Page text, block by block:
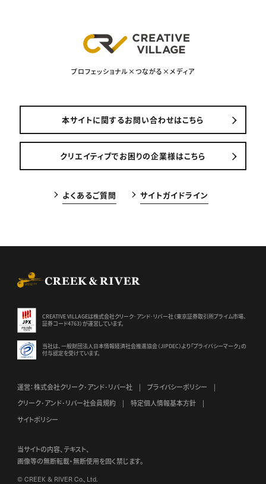
プロフェッショナル×つながる×メディア
本サイトに関するお問い合わせはこちら
クリエイティブでお困りの企業様はこちら
よくあるご質問 サイトガイドライン
CREATIVE VILLAGEは株式会社クリーク･アンド･リバー社（東京証券取引所プライム市場、
証券コード4763）が運営しています。
当社は、一般財団法人日本情報経済社会推進協会（JIPDEC）より 「プライバシーマーク」の
付与認定を受けています。
運営：株式会社クリーク･アンド･リバー社
プライバシーポリシー
クリーク･アンド･リバー社会員規約
特定個人情報基本方針
サイトポリシー
当サイトの内容、テキスト、
画像等の無断転載・無断使用を固く禁じます。
© CREEK & RIVER Co., Ltd.